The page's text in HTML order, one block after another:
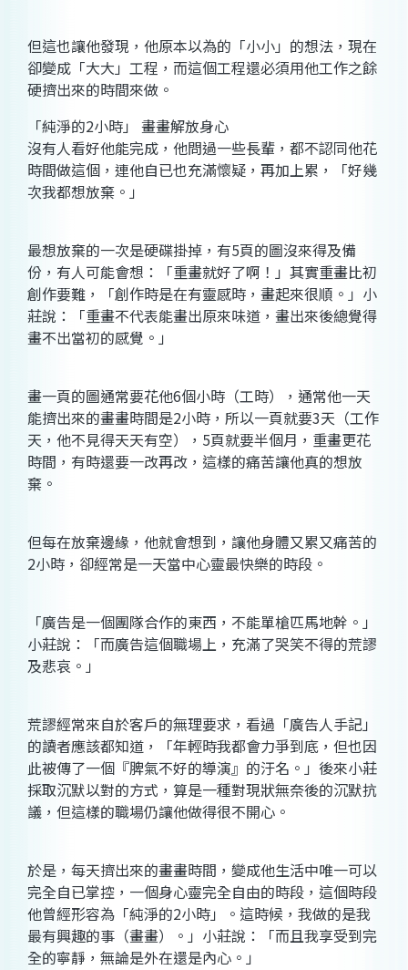
但這也讓他發現，他原本以為的「小小」的想法，現在
卻變成「大大」工程，而這個工程還必須用他工作之餘
硬擠出來的時間來做。
「純淨的2小時」 畫畫解放身心
沒有人看好他能完成，他問過一些長輩，都不認同他花
時間做這個，連他自已也充滿懷疑，再加上累，「好幾
次我都想放棄。」
最想放棄的一次是硬碟掛掉，有5頁的圖沒來得及備
份，有人可能會想：「重畫就好了啊！」其實重畫比初
創作要難，「創作時是在有靈感時，畫起來很順。」小
莊說：「重畫不代表能畫出原來味道，畫出來後總覺得
畫不出當初的感覺。」
畫一頁的圖通常要花他6個小時（工時），通常他一天
能擠出來的畫畫時間是2小時，所以一頁就要3天（工作
天，他不見得天天有空），5頁就要半個月，重畫更花
時間，有時還要一改再改，這樣的痛苦讓他真的想放
棄。
但每在放棄邊緣，他就會想到，讓他身體又累又痛苦的
2小時，卻經常是一天當中心靈最快樂的時段。
「廣告是一個團隊合作的東西，不能單槍匹馬地幹。」
小莊說：「而廣告這個職場上，充滿了哭笑不得的荒謬
及悲哀。」
荒謬經常來自於客戶的無理要求，看過「廣告人手記」
的讀者應該都知道，「年輕時我都會力爭到底，但也因
此被傳了一個『脾氣不好的導演』的汙名。」後來小莊
採取沉默以對的方式，算是一種對現狀無奈後的沉默抗
議，但這樣的職場仍讓他做得很不開心。
於是，每天擠出來的畫畫時間，變成他生活中唯一可以
完全自已掌控，一個身心靈完全自由的時段，這個時段
他曾經形容為「純淨的2小時」。這時候，我做的是我
最有興趣的事（畫畫）。」小莊說：「而且我享受到完
全的寧靜，無論是外在還是內心。」